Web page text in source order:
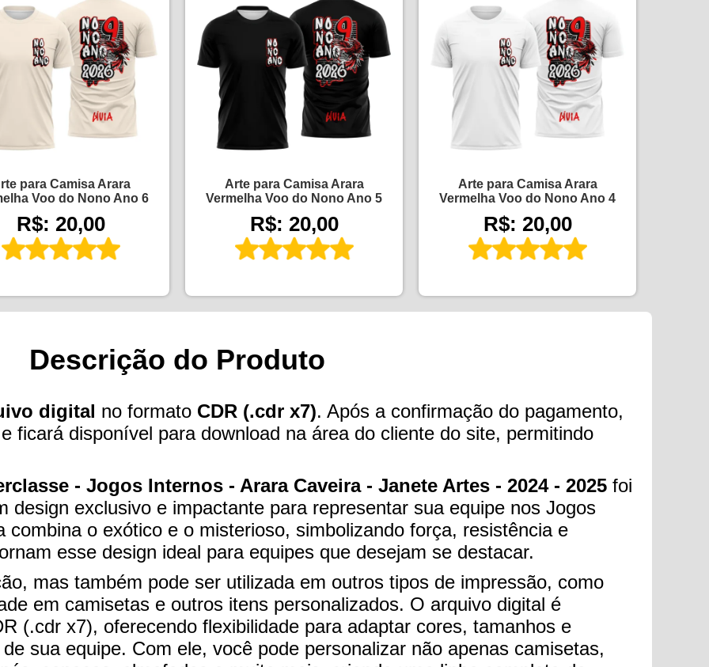
para Camisa Arara
Voo do Nono Ano 6
R$: 20,00
Arte para Camisa Arara
Vermelha Voo do Nono Ano 5
R$: 20,00
Arte para Camisa Arara
Vermelha Voo do Nono Ano 4
R$: 20,00
Descrição do Produto
digital no formato CDR (.cdr x7). Após a confirmação do pagamento,
ficará disponível para download na área do cliente do site, permitindo
- Jogos Internos - Arara Caveira - Janete Artes - 2024 - 2025 foi
design exclusivo e impactante para representar sua equipe nos Jogos
combina o exótico e o misterioso, simbolizando força, resistência e
esse design ideal para equipes que desejam se destacar.
mas também pode ser utilizada em outros tipos de impressão, como
em camisetas e outros itens personalizados. O arquivo digital é
(.cdr x7), oferecendo flexibilidade para adaptar cores, tamanhos e
sua equipe. Com ele, você pode personalizar não apenas camisetas,